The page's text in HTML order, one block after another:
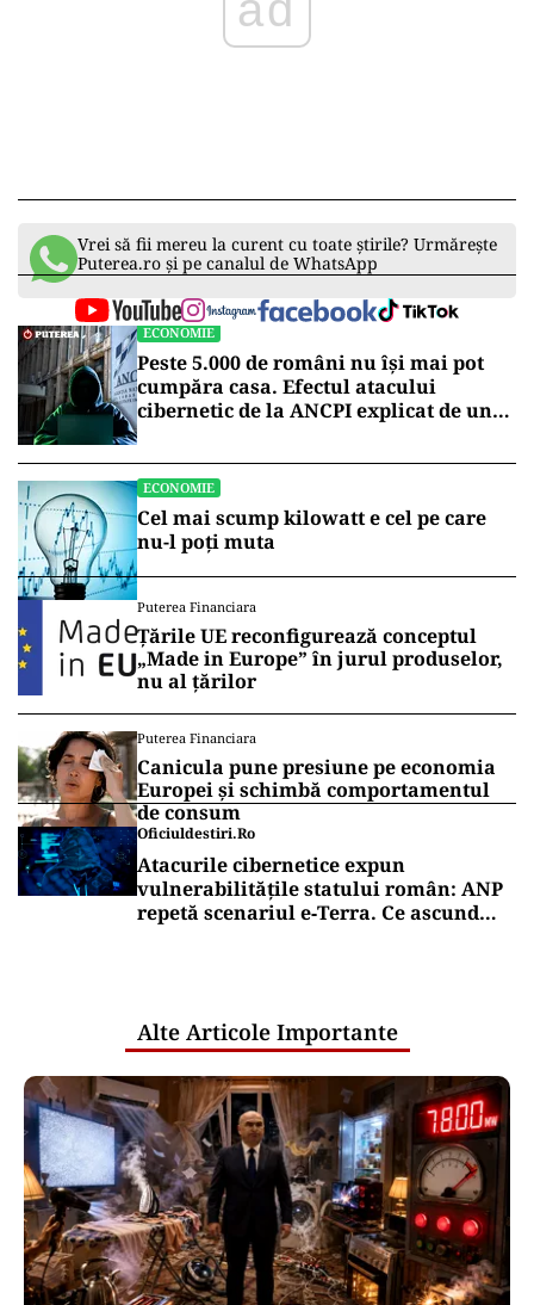
Vrei să fii mereu la curent cu toate știrile? Urmărește
Puterea.ro și pe canalul de WhatsApp
ECONOMIE
Peste 5.000 de români nu își mai pot
cumpăra casa. Efectul atacului
cibernetic de la ANCPI explicat de un
ECONOMIE
Cel mai scump kilowatt e cel pe care
nu-l poți muta
Puterea Financiara
Țările UE reconfigurează conceptul
„Made in Europe” în jurul produselor,
nu al țărilor
Puterea Financiara
Canicula pune presiune pe economia
Europei și schimbă comportamentul
de consum
Oficiuldestiri.ro
Atacurile cibernetice expun
vulnerabilitățile statului român: ANP
repetă scenariul e‑Terra. Ce ascund
Alte Articole Importante